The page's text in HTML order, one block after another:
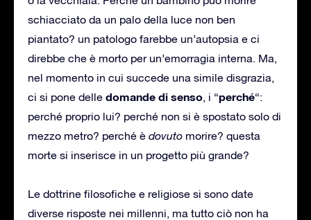
schiacciato da un palo della luce non ben
piantato? un patologo farebbe un’autopsia e ci
direbbe che è morto per un’emorragia interna. Ma,
nel momento in cui succede una simile disgrazia,
ci si pone delle domande di senso, i “perché“:
perché proprio lui? perché non si è spostato solo di
mezzo metro? perché è dovuto morire? questa
morte si inserisce in un progetto più grande?
Le dottrine filosofiche e religiose si sono date
diverse risposte nei millenni, ma tutto ciò non ha